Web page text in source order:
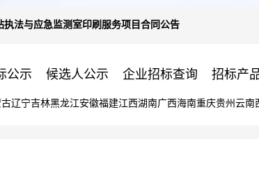
法与应急监测室印刷服务项目合同公告
公示 候选人公示 企业招标查询 招标产
辽宁吉林黑龙江安徽福建江西湖南广西海南重庆贵州 云南